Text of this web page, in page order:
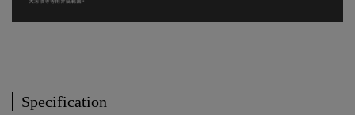
Specification